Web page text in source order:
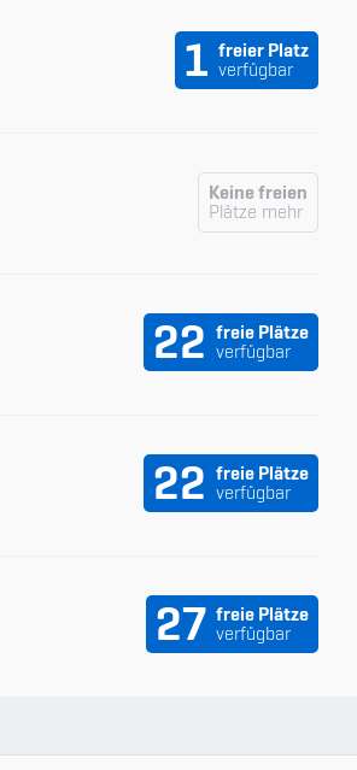
1 freier Platz
verfügbar
Keine freien
Plätze mehr
22 freie Plätze
verfügbar
22 freie Plätze
verfügbar
27 freie Plätze
verfügbar